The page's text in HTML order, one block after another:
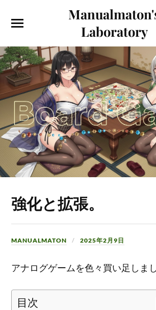
Laboratory
強化と拡張。
MANUALMATON 2025年2月9日
アナログゲームを色々買い足しまし
目次